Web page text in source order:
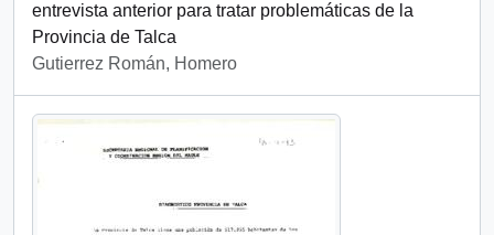
entrevista anterior para tratar problemáticas de la
Provincia de Talca
Gutierrez Román, Homero